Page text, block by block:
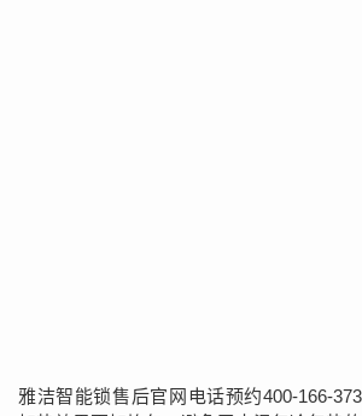
雅洁智能锁售后官网电话预约400-166-